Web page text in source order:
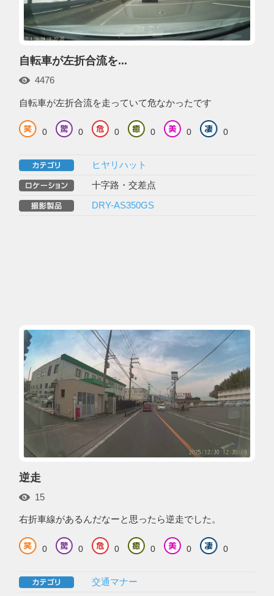
自転車が左折合流を...
4476
自転車が左折合流を走っていて危なかったです
0 0 0 0 0 0
ヒヤリハット
十字路・交差点
DRY-AS350GS
逆走
15
右折車線があるんだなーと思ったら逆走でした。
0 0 0 0 0 0
交通マナー